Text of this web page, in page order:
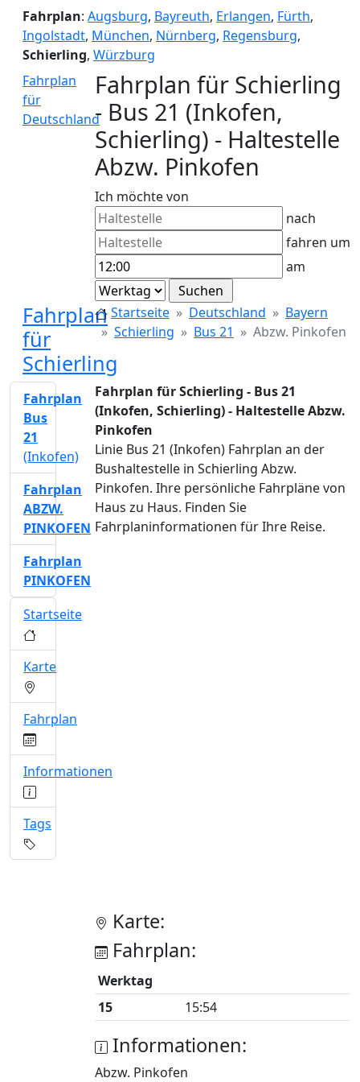
Fahrplan: Augsburg, Bayreuth, Erlangen, Fürth,
Ingolstadt, München, Nürnberg, Regensburg,
Schierling, Würzburg
Fahrplan
für
Deutschland
Fahrplan für Schierling
- Bus 21 (Inkofen,
Schierling) - Haltestelle
Abzw. Pinkofen
Ich möchte von
nach
fahren um
am
Fahrplan
für
Schierling
Startseite Deutschland
Bayern
Schierling
Bus 21 Abzw. Pinkofen
Fahrplan für Schierling - Bus 21
(Inkofen, Schierling) - Haltestelle Abzw.
Pinkofen
Linie Bus 21 (Inkofen) Fahrplan an der
Bushaltestelle in Schierling Abzw.
Pinkofen. Ihre persönliche Fahrpläne von
Haus zu Haus. Finden Sie
Fahrplaninformationen für Ihre Reise.
Karte:
Fahrplan:
Werktag
15
15:54
Informationen:
Abzw. Pinkofen
Fahrplan
Bus
21
(Inkofen)
Fahrplan
ABZW.
PINKOFEN
Fahrplan
PINKOFEN
Startseite
Karte
Fahrplan
Informationen
Tags